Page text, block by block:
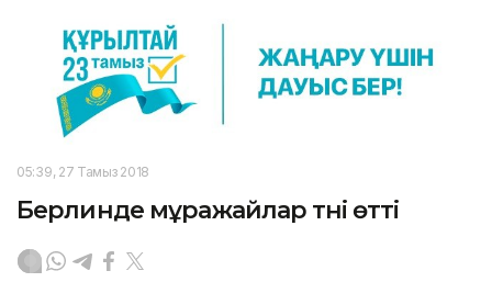
05:39, 27 Тамыз 2018
Берлинде мұражайлар түні өтті